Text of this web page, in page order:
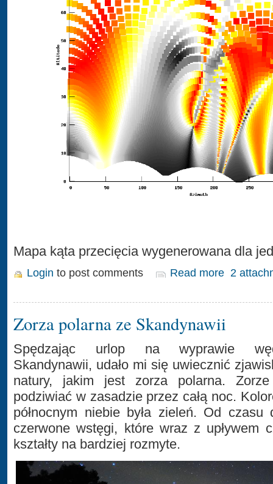
Mapa kąta przecięcia wygenerowana dla
Login to post comments Read more 2
Zorza polarna ze Skandynawii
Spędzając urlop na wyprawie
Skandynawii, udało mi się uwiecznić
natury, jakim jest zorza polarna. Zorze
podziwiać w zasadzie przez całą noc.
północnym niebie była zieleń. Od czasu
czerwone wstęgi, które wraz z upływem
kształty na bardziej rozmyte.